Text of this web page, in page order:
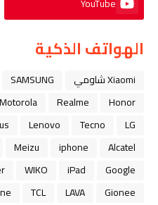
الهواتف الذكية
Xiaomi شاومي SAMSUNG
Honor
Realme
Motorola
LG
Tecno
Lenovo
Alcatel
iphone
Meizu
Google
iPad
WIKO
Gionee
LAVA
TCL